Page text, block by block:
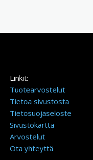
Linkit:
Tuotearvostelut
Tietoa sivustosta
Tietosuojaseloste
Sivustokartta
Arvostelut
Ota yhteyttä